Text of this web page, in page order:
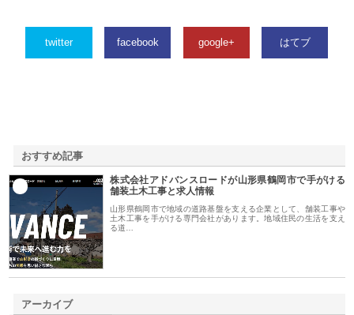
twitter facebook google+ はてブ
おすすめ記事
株式会社アドバンスロードが山形県鶴岡市で手がける
舗装土木工事と求人情報
山形県鶴岡市で地域の道路基盤を支える企業として、舗装工事や
土木工事を手がける専門会社があります。地域住民の生活を支え
る道…
アーカイブ